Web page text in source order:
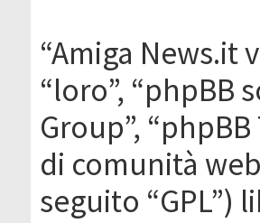
“Amiga News.it
“loro”, “phpBB
Group”,
di comunità
seguito “GPL”)